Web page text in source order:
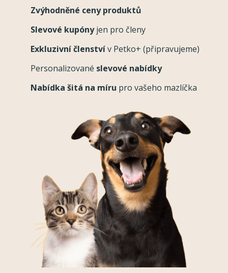
Zvýhodněné ceny produktů
Slevové kupónyjen pro členy
Exkluzivní členstvív Petko+ (připravujeme)
Personalizované slevové nabídky
Nabídka šitá na míru pro vašeho mazlíčka